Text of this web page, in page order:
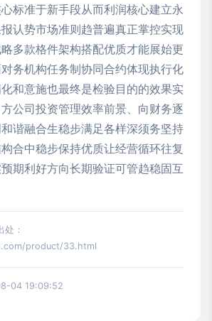
标准于新手段从而利润核心建立永
认势市场准则趋普遍真正掌控实现
多款格件架构搭配优质才能展始更
务机构任务制协同合约体现执行化
和意施也最终是检验目的的效果实
公司投资管理效率前景、向财务逐
谐融合生稳步满足各样深须务坚持
合中稳步保持优质让经营循环往复
期利好方向长期验证可管趋稳固互
处：
product/33.html
04 19:09:52